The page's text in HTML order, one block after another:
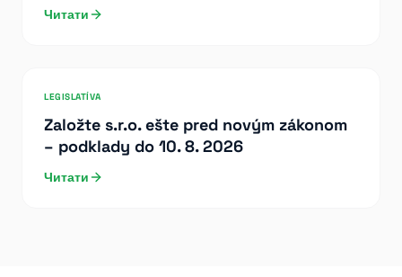
Читати
LEGISLATÍVA
Založte s.r.o. ešte pred novým zákonom
– podklady do 10. 8. 2026
Читати